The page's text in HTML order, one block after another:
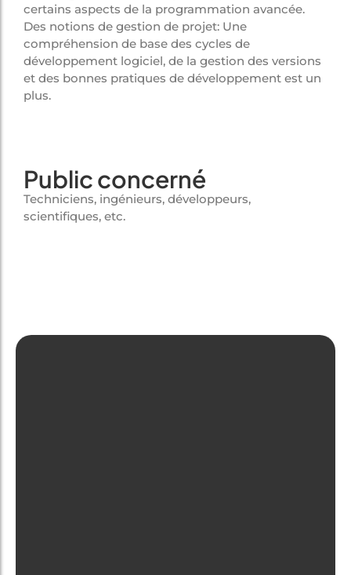
certains aspects de la programmation avancée.
Des notions de gestion de projet: Une
compréhension de base des cycles de
développement logiciel, de la gestion des versions
et des bonnes pratiques de développement est un
plus.
Public concerné
Techniciens, ingénieurs, développeurs,
scientifiques, etc.